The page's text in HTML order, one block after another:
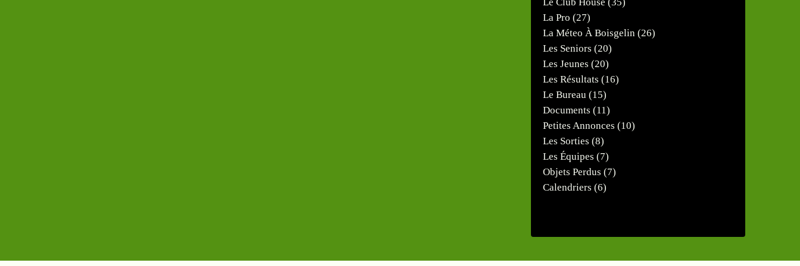
La Pro (27)
La Méteo À Boisgelin (26)
Les Seniors (20)
Les Jeunes (20)
Les Résultats (16)
Le Bureau (15)
Documents (11)
Petites Annonces (10)
Les Sorties (8)
Les Équipes (7)
Objets Perdus (7)
Calendriers (6)